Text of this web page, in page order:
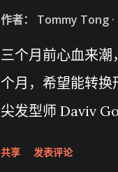
作者： Tommy Tong
三个月前心血来
个月，希望能转
尖发型师 Daviv
共享 发表评论